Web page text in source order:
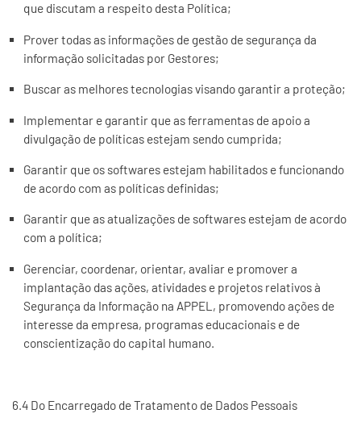
que discutam a respeito desta Política;
Prover todas as informações de gestão de segurança da
informação solicitadas por Gestores;
Buscar as melhores tecnologias visando garantir a proteção;
Implementar e garantir que as ferramentas de apoio a
divulgação de políticas estejam sendo cumprida;
Garantir que os softwares estejam habilitados e funcionando
de acordo com as políticas definidas;
Garantir que as atualizações de softwares estejam de acordo
com a política;
Gerenciar, coordenar, orientar, avaliar e promover a
implantação das ações, atividades e projetos relativos à
Segurança da Informação na APPEL, promovendo ações de
interesse da empresa, programas educacionais e de
conscientização do capital humano.
6.4 Do Encarregado de Tratamento de Dados Pessoais